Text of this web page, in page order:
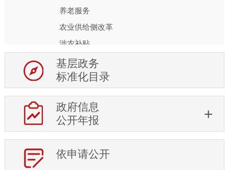
养老服务
农业供给侧改革
涉农补贴
税收优惠
建议提案结果公开
基层政务平台
乡镇街道信息公开目录
部门信息公开目录
基层政务
标准化目录
政府信息
公开年报
依申请公开